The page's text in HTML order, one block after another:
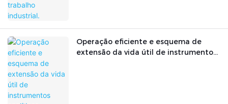
Operação eficiente e esquema de
extensão da vida útil de instrumentos